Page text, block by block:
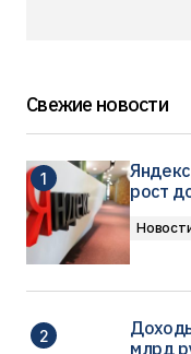
Свежие новости
рост
млрд